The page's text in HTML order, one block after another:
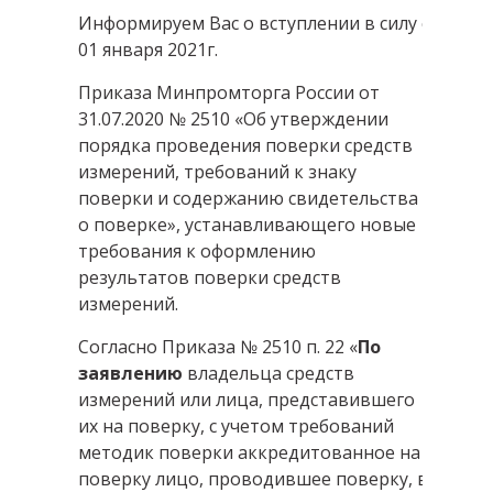
Информируем Вас о вступлении в силу с
01 января 2021г.
Приказа Минпромторга России от
31.07.2020 № 2510 «Об утверждении
порядка проведения поверки средств
измерений, требований к знаку
поверки и содержанию свидетельства
о поверке», устанавливающего новые
требования к оформлению
результатов поверки средств
измерений.
Согласно Приказа № 2510 п. 22 «По
заявлению владельца средств
измерений или лица, представившего
их на поверку, с учетом требований
методик поверки аккредитованное на
поверку лицо, проводившее поверку, в